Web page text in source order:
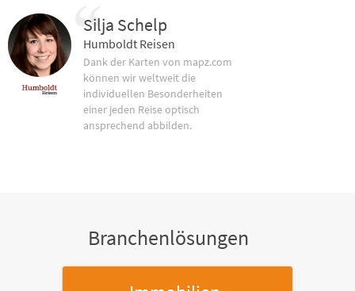
Silja Schelp
Humboldt Reisen
Dank der Karten von mapz.com
können wir weltweit die
individuellen Besonderheiten
einer jeden Reise optisch
ansprechend abbilden.
Branchenlösungen